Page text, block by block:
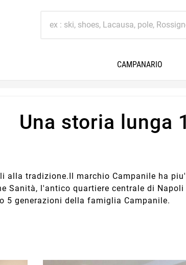
CAMPANARIO
Una storia lunga
alla tradizione.Il marchio Campanile ha
Sanità, l'antico quartiere centrale di
5 generazioni della famiglia Campanile.